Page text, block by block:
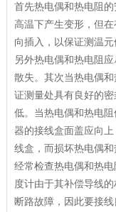
首先热电偶和热电阻
高温下产生变形，但
向插入，以保证测温
另外热电偶和热电阻
散失。其次当热电偶
证测量处具有良好的
低。当热电偶和热电
器的接线盒面盖应向
线盒，而损坏热电偶
经常检查热电偶和热
度计由于其补偿导线
断路故障，因此要接